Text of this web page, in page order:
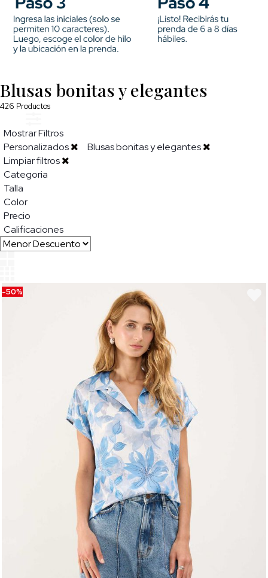
Blusas bonitas y elegantes
426 Productos
Mostrar Filtros
Personalizados
Blusas bonitas y elegantes
Limpiar filtros
Categoria
Talla
Color
Precio
Calificaciones
-50%